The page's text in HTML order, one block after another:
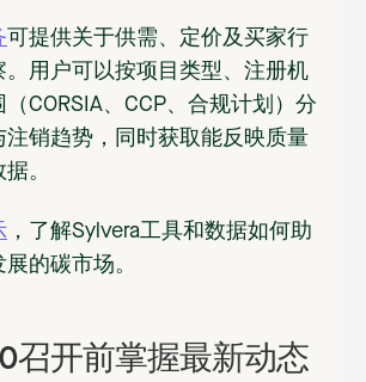
可提供关于供需、定价及买家行
。用户可以按项目类型、注册机
CORSIA、CCP、合规计划）分
注销趋势，同时获取能反映质量
。
，了解Sylvera工具和数据如何助
的碳市场。
召开前掌握最新动态